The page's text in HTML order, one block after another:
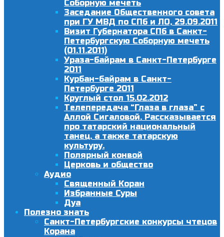
Соборную мечеть
Заседание Общественного совета
при ГУ МВД по СПб и ЛО, 29.09.2011
Визит Губернатора СПб в Санкт-
Петербургскую Соборную мечеть
(01.11.2011)
Ураза-байрам в Санкт-Петербурге
2011
Курбан-байрам в Санкт-
Петербурге 2011
Круглый стол 15.02.2012
Телепередача “Глаза в глаза” с
Аллой Сигаловой. Рассказывается
про татарский национальный
танец, а также татарскую
культуру.
Полярный конвой
Церковь и общество
Аудио
Священный Коран
Избранные Суры
Дуа
Полезно знать
Санкт-Петербургские конкурсы чтецов
Корана